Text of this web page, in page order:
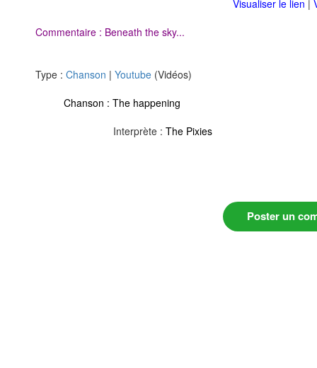
Visualiser le lien |
Commentaire : Beneath the sky...
Type : Chanson | Youtube (Vidéos)
Chanson : The happening
Interprète : The Pixies
Poster un